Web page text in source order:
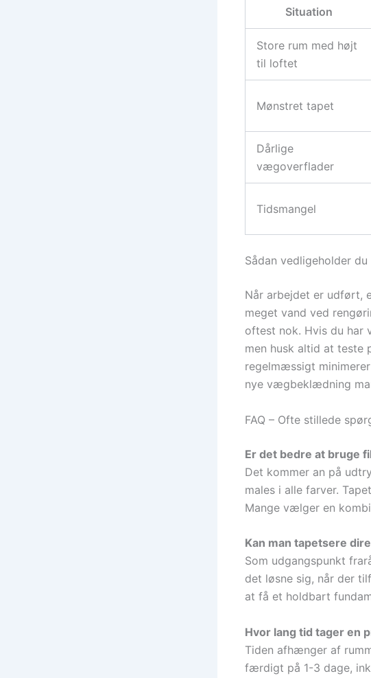
Situation
Store rum med højt
til loftet
Mønstret tapet
Dårlige
vægoverflader
Tidsmangel
Sådan vedligeholder
Når arbejdet er udført,
meget vand ved
oftest nok. Hvis du har
men husk altid at teste
regelmæssigt
nye vægbeklædning
FAQ – Ofte stillede
Er det bedre at bruge
Det kommer an på
males i alle farver.
Mange vælger en
Kan man tapetsere
Som udgangspunkt
det løsne sig, når der
at få et holdbart
Hvor lang tid tager en
Tiden afhænger af
færdigt på 1-3 dage,